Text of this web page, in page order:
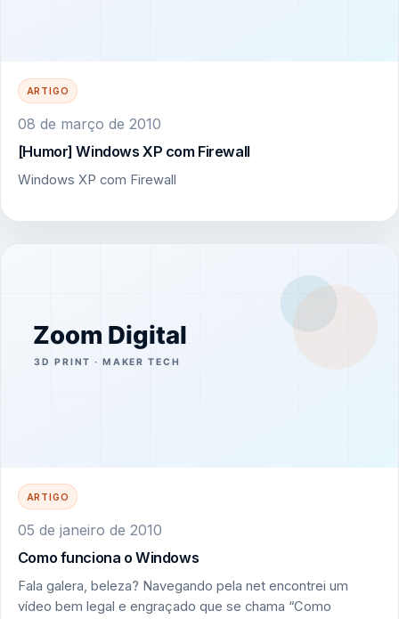
ARTIGO
08 de março de 2010
[Humor] Windows XP com Firewall
Windows XP com Firewall
ARTIGO
05 de janeiro de 2010
Como funciona o Windows
Fala galera, beleza? Navegando pela net encontrei um
vídeo bem legal e engraçado que se chama “Como